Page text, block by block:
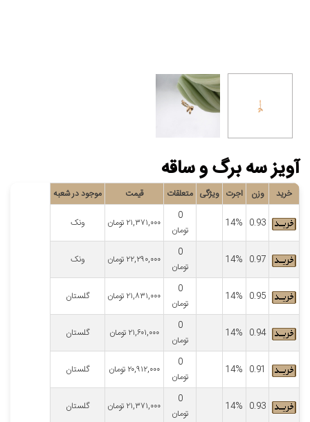
آویز سه برگ و ساقه
خرید وزن اجرت ویژگی متعلقات قیمت موجود در شعبه
0.93
14%
0
تومان
۲۱,۳۷۱,۰۰۰ تومان ونک
0.97
14%
0
تومان
۲۲,۲۹۰,۰۰۰ تومان ونک
0.95
14%
0
تومان
۲۱,۸۳۱,۰۰۰ تومان گلستان
0.94
14%
0
تومان
۲۱,۶۰۱,۰۰۰ تومان گلستان
0.91
14%
0
تومان
۲۰,۹۱۲,۰۰۰ تومان گلستان
0.93
14%
0
تومان
۲۱,۳۷۱,۰۰۰ تومان گلستان